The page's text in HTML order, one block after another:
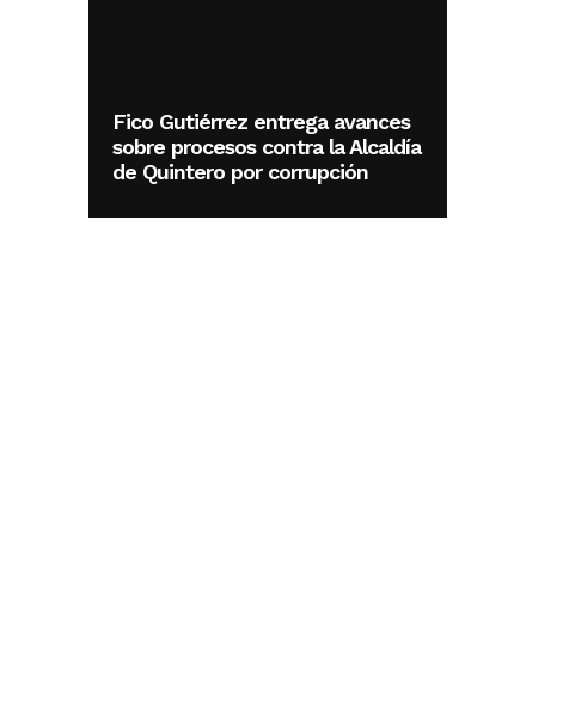
Fico Gutiérrez entrega avances
sobre procesos contra la Alcaldía
de Quintero por corrupción